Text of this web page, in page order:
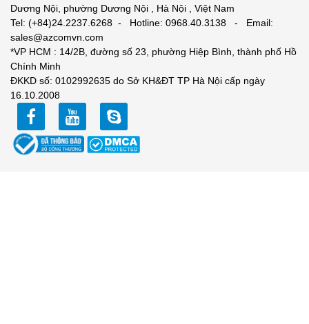
Dương Nội, phường Dương Nội , Hà Nội , Việt Nam
Tel: (+84)24.2237.6268 - Hotline: 0968.40.3138 - Email:
sales@azcomvn.com
*VP HCM : 14/2B, đường số 23, phường Hiệp Bình, thành phố Hồ
Chính Minh
ĐKKD số: 0102992635 do Sở KH&ĐT TP Hà Nội cấp ngày
16.10.2008
facebookyoutube zalo